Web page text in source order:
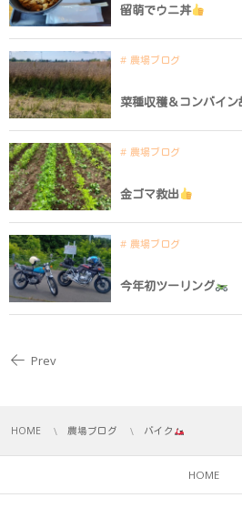
留萌でウニ丼
農場ブログ
菜種収穫＆コンバイン
農場ブログ
金ゴマ救出
農場ブログ
今年初ツーリング
Prev
HOME 農場ブログ バイク
HOME